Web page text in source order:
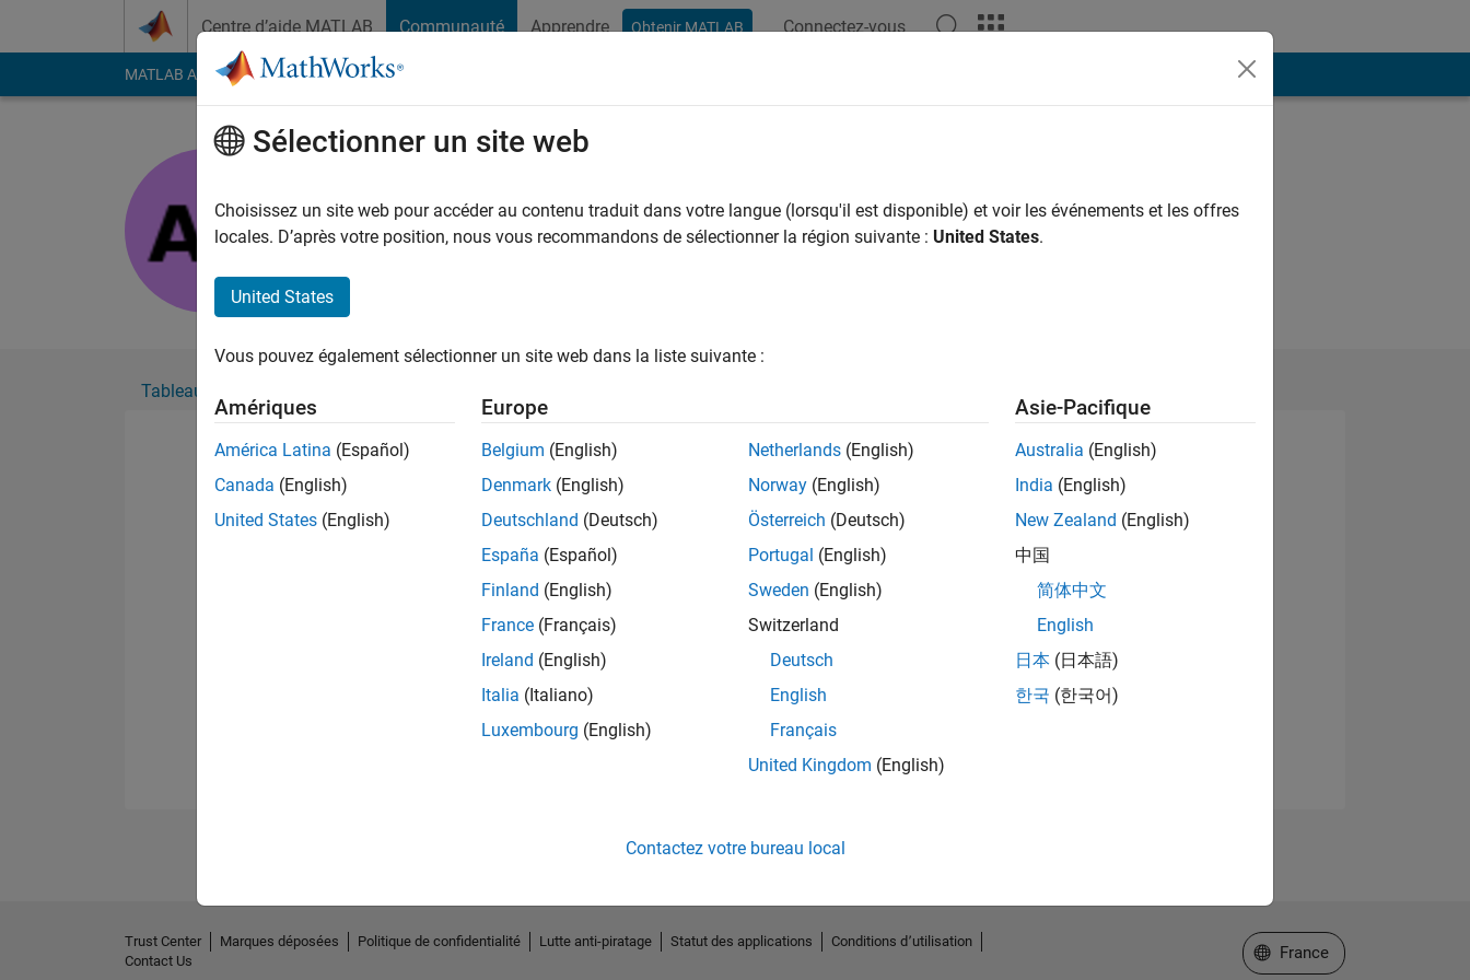
Centre d’aide MATLAB Communauté Apprendre Obtenir MATLAB Connectez-vous
MATLAB Answers File Exchange Cody
Actif depuis 2020
Followers:0Following:0
Tableau de bord
Please to endorse this person in a skill
No Endorsements received
Sélectionner un site web
Choisissez un site web pour accéder au contenu traduit dans votre langue (lorsqu'il est disponible) et voir les événements et les offres
locales. D’après votre position, nous vous recommandons de sélectionner la région suivante : United States.
United States
Vous pouvez également sélectionner un site web dans la liste suivante :
Amériques
América Latina (Español)
Canada (English)
United States (English)
Europe
Belgium (English)
Denmark (English)
Deutschland (Deutsch)
España (Español)
Finland (English)
France (Français)
Ireland (English)
Italia (Italiano)
Luxembourg (English)
Netherlands (English)
Norway (English)
Österreich (Deutsch)
Portugal (English)
Sweden (English)
Switzerland
Deutsch
English
Français
United Kingdom (English)
Asie-Pacifique
Australia (English)
India (English)
New Zealand (English)
中国
简体中文
English
日本 (日本語)
한국 (한국어)
Contactez votre bureau local
Trust Center Marques déposées Politique de confidentialité Lutte anti-piratage Statut des applications
Conditions d՚utilisation
Contact Us
Sélectionner un site web
France